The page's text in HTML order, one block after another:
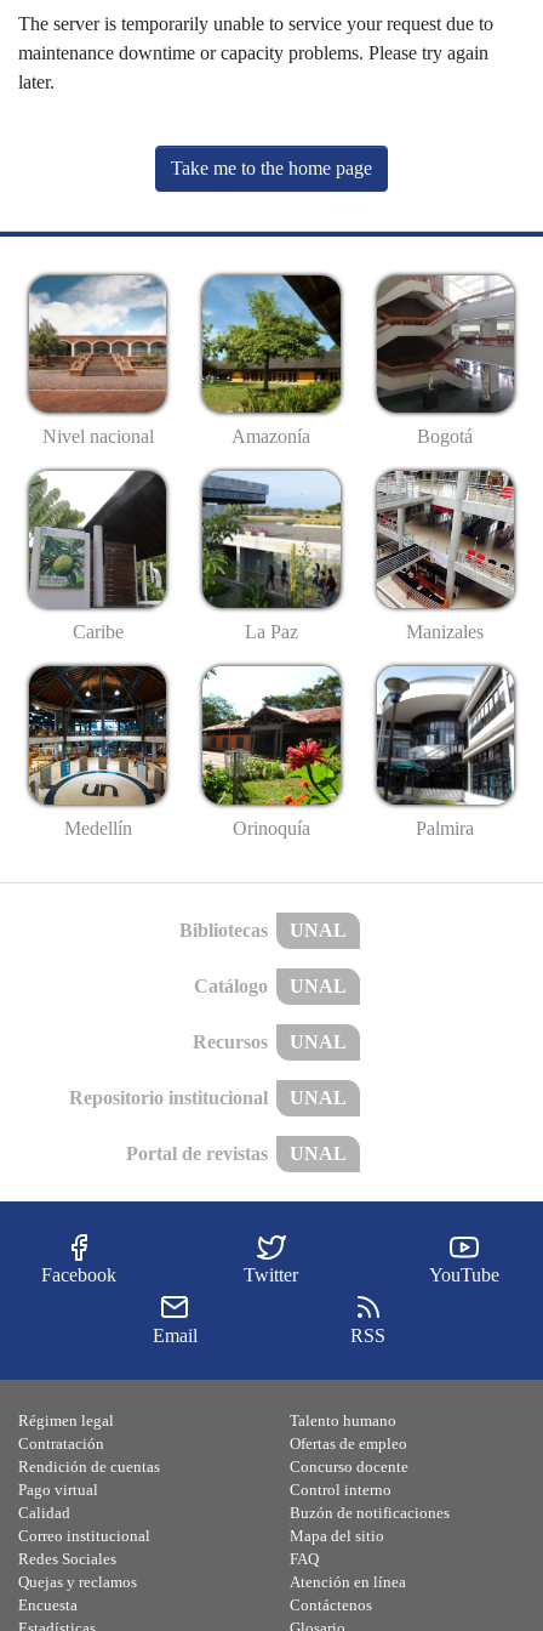
The server is temporarily unable to service your request due to
maintenance downtime or capacity problems. Please try again
later.
Take me to the home page
Nivel nacional Amazonía Bogotá
Caribe La Paz Manizales
Medellín Orinoquía Palmira
Bibliotecas UNAL
Catálogo UNAL
Recursos UNAL
Repositorio institucional UNAL
Portal de revistas UNAL
Facebook Twitter YouTube
Email RSS
Régimen legal
Contratación
Rendición de cuentas
Pago virtual
Calidad
Talento humano
Ofertas de empleo
Concurso docente
Control interno
Buzón de notificaciones
Correo institucional
Redes Sociales
Quejas y reclamos
Encuesta
Mapa del sitio
FAQ
Atención en línea
Contáctenos